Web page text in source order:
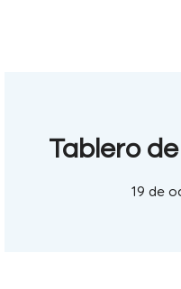
Tablero
19 de